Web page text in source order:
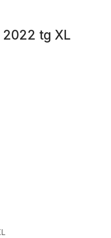
2022 tg XL